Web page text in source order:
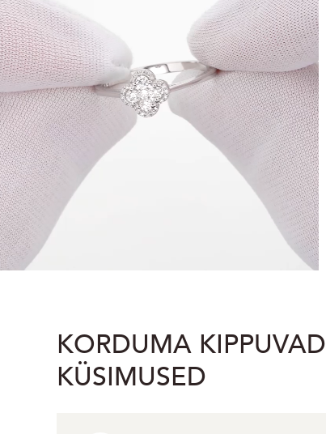
KORDUMA KIPPUVAD
KÜSIMUSED